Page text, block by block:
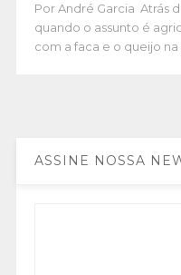
Por André Garcia Atrás
quando o assunto é
com a faca e o queijo na
ASSINE NOSSA